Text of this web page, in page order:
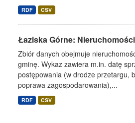
RDF CSV
Łaziska Górne:
Zbiór danych obejmuje
gminę. Wykaz zawiera m.in. datę
postępowania (w drodze przetargu,
poprawa zagospodarowania),...
RDF CSV